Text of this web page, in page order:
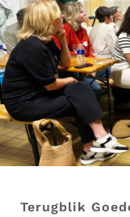
Terugblik